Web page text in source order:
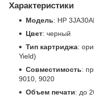
Характеристики
Модель: HP
Цвет: черный
Тип картриджа:
Yield)
Совместимость:
9010, 9020
Объем печати: до